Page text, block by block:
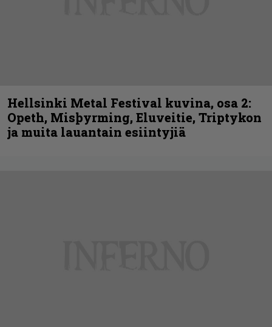
Hellsinki Metal Festival kuvina, osa 2:
Opeth, Misþyrming, Eluveitie, Triptykon
ja muita lauantain esiintyjiä